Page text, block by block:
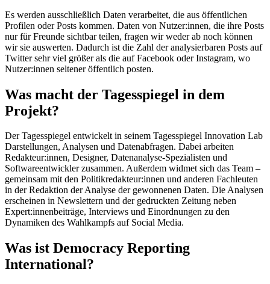
Es werden ausschließlich Daten verarbeitet, die aus öffentlichen
Profilen oder Posts kommen. Daten von Nutzer:innen, die ihre Posts
nur für Freunde sichtbar teilen, fragen wir weder ab noch können
wir sie auswerten. Dadurch ist die Zahl der analysierbaren Posts auf
Twitter sehr viel größer als die auf Facebook oder Instagram, wo
Nutzer:innen seltener öffentlich posten.
Was macht der Tagesspiegel in dem
Projekt?
Der Tagesspiegel entwickelt in seinem Tagesspiegel Innovation Lab
Darstellungen, Analysen und Datenabfragen. Dabei arbeiten
Redakteur:innen, Designer, Datenanalyse-Spezialisten und
Softwareentwickler zusammen. Außerdem widmet sich das Team –
gemeinsam mit den Politikredakteur:innen und anderen Fachleuten
in der Redaktion der Analyse der gewonnenen Daten. Die Analysen
erscheinen in Newslettern und der gedruckten Zeitung neben
Expert:innenbeiträge, Interviews und Einordnungen zu den
Dynamiken des Wahlkampfs auf Social Media.
Was ist Democracy Reporting
International?